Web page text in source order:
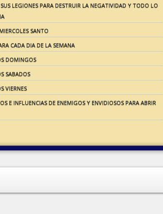
LEGIONES PARA DESTRUIR LA NEGATIVIDAD Y TODO LO
SANTO
CADA DIA DE LA SEMANA
DOMINGOS
SABADOS
VIERNES
E INFLUENCIAS DE ENEMIGOS Y ENVIDIOSOS PARA ABRIR